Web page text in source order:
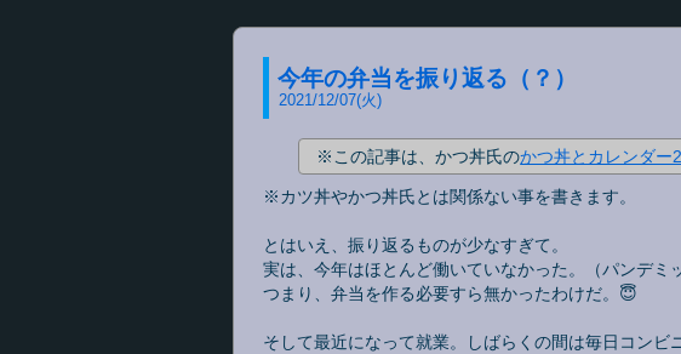
今年の弁当を振り返る（？）
2021 /12/07(火)
※この記事は、かつ丼氏のかつ丼とカレンダー
※カツ丼やかつ丼氏とは関係ない事を書きます。
とはいえ、振り返るものが少なすぎて。
実は、今年はほとんど働いていなかった。（パンデミ
つまり、弁当を作る必要すら無かったわけだ。😇
そして最近になって就業。しばらくの間は毎日コン